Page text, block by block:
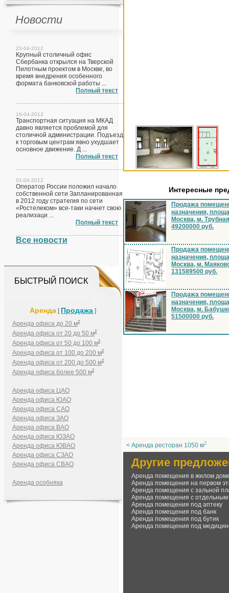
Новости
23-04-2012
Крупный столичный офис
Сбербанка открылся на Тверской
Пилотным проектом в Москве, во
время внедрения особенного
формата банковской работы ...
Полный текст
16-04-2012
Транспортная ситуация на МКАД
давно является проблемой для
столичной администрации. Подъезд
к торговым центрам явно ухудшает
основное движение. Д ...
Полный текст
01-04-2012
Оператор России положил начало
собственной сети Запланированная
в 2012 году стратегия по сети
«Ростелеком» все-таки начнет свою
реализаци ...
Полный текст
Все новости
БЫСТРЫЙ ПОИСК
Аренда [ Продажа ]
Аренда офиса до 20 м2
Аренда офиса от 20 до 50 м2
Аренда офиса от 50 до 100 м2
Аренда офиса от 100 до 200 м2
Аренда офиса от 200 до 500 м2
Аренда офиса более 500 м2
Аренда офиса ЦАО
Аренда офиса ЮАО
Аренда офиса САО
Аренда офиса ЗАО
Аренда офиса ВАО
Аренда офиса ЮЗАО
Аренда офиса ЮВАО
Аренда офиса СЗАО
Аренда офиса СВАО
Аренда особняка
Интересные
Продажа
назначения,
Москва, м. Трубная
49200000 руб.
Продажа
назначения,
Москва, м.
131589500 руб.
Продажа
назначения,
Москва, м.
51500000 руб.
< Аренда ресторан 1050 м2
Другие
Аренда помещения в жилом
Аренда помещения на первом
Аренда помещения с зальной
Аренда помещения с отдельным
Аренда помещения под аптеку
Аренда помещения под банк
Аренда помещения под бутик
Аренда помещения под